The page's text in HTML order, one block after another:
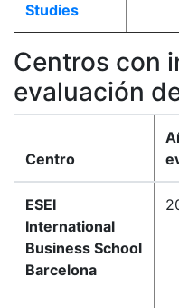
Studies
Centros con
evaluación
Centro
ESEI
International
Business School
Barcelona